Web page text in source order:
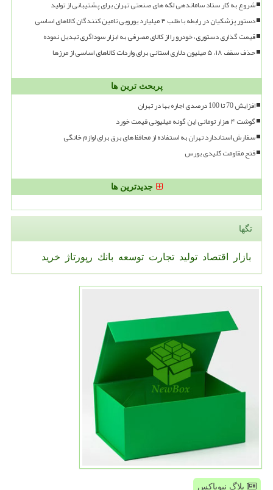
شروع به کار ستاد ساماندهی لکه های صنعتی تهران برای پشتیبانی از تولید
دستور پزشکیان در رابطه با طلب ۴ میلیارد یورویی تامین کنندگان کالاهای اساسی
قیمت گذاری دستوری، خودرو را از کالای مصرفی به ابزار سوداگری تبدیل نموده
حذف سقف ۱۸، ۵ میلیون دلاری استانی برای واردات کالاهای اساسی از مرزها
پربحث ترین ها
افزایش 70 تا 100 درصدی اجاره بها در تهران
گوشت ۴ هزار تومانی این گونه میلیونی قیمت خورد
سفارش استاندارد تهران به استفاده از محافظ های برق برای لوازم خانگی
فتح مقاومت کلیدی بورس
جدیدترین ها
تگها
بازار اقتصاد تولید تجارت توسعه بانك رپورتاژ خرید
بلاگ نیوباکس